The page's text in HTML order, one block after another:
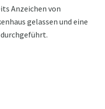
Anzeichen von
gelassen und eine